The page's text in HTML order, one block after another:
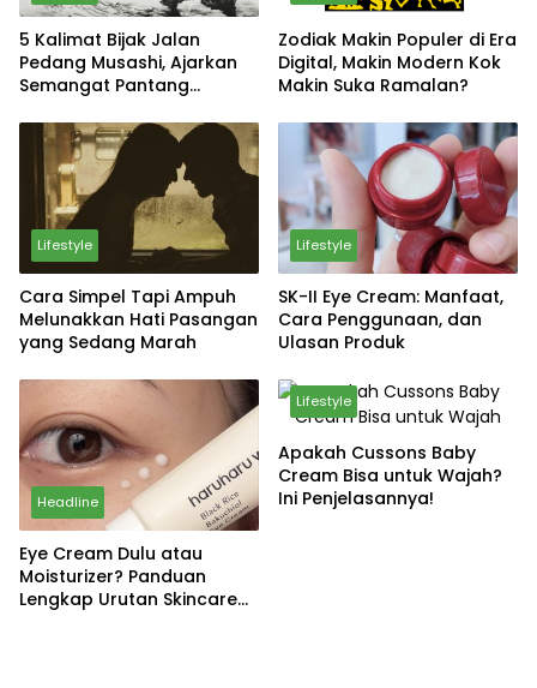
5 Kalimat Bijak Jalan
Pedang Musashi, Ajarkan
Semangat Pantang
Zodiak Makin Populer di Era
Digital, Makin Modern Kok
Makin Suka Ramalan?
Lifestyle
Cara Simpel Tapi Ampuh
Melunakkan Hati Pasangan
yang Sedang Marah
Lifestyle
SK-II Eye Cream: Manfaat,
Cara Penggunaan, dan
Ulasan Produk
Headline
Eye Cream Dulu atau
Moisturizer? Panduan
Lengkap Urutan Skincare
Lifestyle
Apakah Cussons Baby
Cream Bisa untuk Wajah?
Ini Penjelasannya!